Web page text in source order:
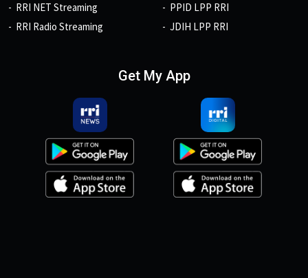
RRI NET Streaming
RRI Radio Streaming
PPID LPP RRI
JDIH LPP RRI
Get My App